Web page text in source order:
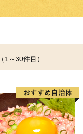
1～30件目）